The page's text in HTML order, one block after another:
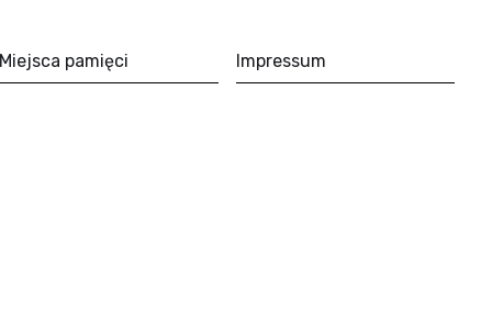
Miejsca pamięci Impressum